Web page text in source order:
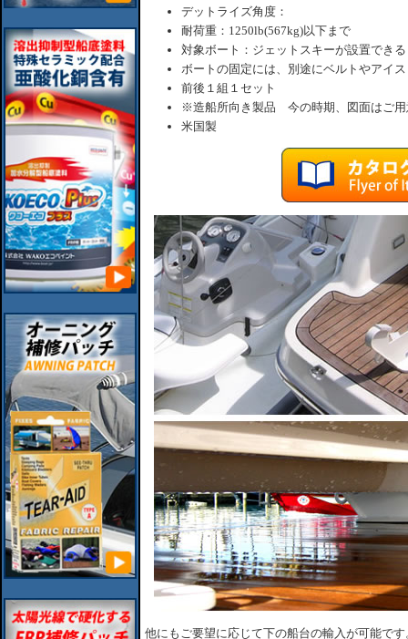
デットライズ角度：
耐荷重：1250lb(567kg)以下まで
対象ボート：ジェットスキーが設置でき
ボートの固定には、別途にベルトやアイ
前後１組１セット
※造船所向き製品 今の時期、図面はご用
米国製
他にもご要望に応じて下の船台の輸入が可能で